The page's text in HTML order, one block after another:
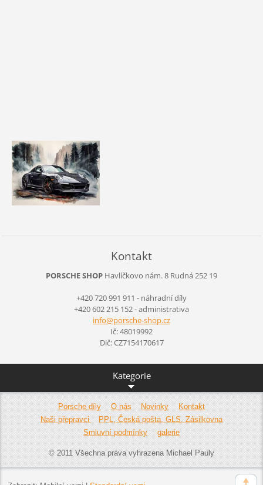
Kontakt
PORSCHE SHOP Havlíčkovo nám. 8 Rudná 252 19
+420 720 991 911 - náhradní díly
+420 602 215 152 - administrativa
info@porsche-shop.cz
Ič: 48019992
Dič: CZ7154170617
Kategorie
Porsche díly O nás Novinky
Kontakt
Naši přepravci
PPL, Česká pošta, GLS, Zásilkovna
Smluvní podmínky
galerie
© 2011 Všechna práva vyhrazena Michael Pauly